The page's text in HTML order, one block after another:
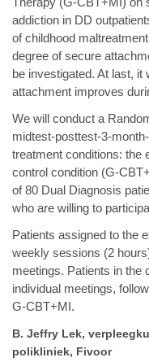
Therapy (G-CBT+MI) on
addiction in DD
of childhood
degree of secure
be investigated. At last,
attachment improves
We will conduct a
midtest-posttest-3-
treatment conditions: the
control condition (G-
of 80 Dual Diagnosis
who are willing to
Patients assigned to the
weekly sessions (2
meetings. Patients in the
individual meetings,
G-CBT+MI.
B. Jeffry Lek,
polikliniek, Fivoor